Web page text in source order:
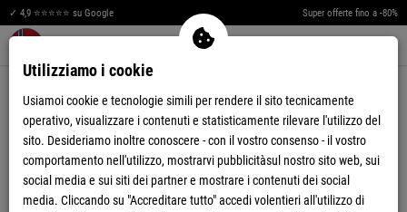
✓ 4,9 ⭐⭐⭐⭐⭐ su Google Super offerte fino a -80%
Warenkorb aufklappen
CONTATTACI
titolo *
Sig. Sig.ra
Utilizziamo i cookie
Usiamoi cookie e tecnologie simili per rendere il sito tecnicamente
operativo, visualizzare i contenuti e statisticamente rilevare l'utilizzo del
sito. Desideriamo inoltre conoscere - con il vostro consenso - il vostro
comportamento nell'utilizzo, mostrarvi pubblicitàsul nostro sito web, sui
social media e sui siti dei partner e mostrare i contenuti dei social
media. Cliccando su "Accreditare tutto" accedi volentieri all'utilizzo di